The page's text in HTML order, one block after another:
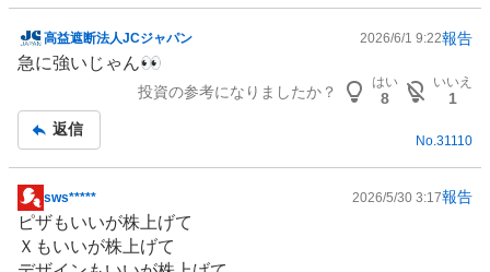
掲
示
事
高益遮断法人JCジャパン 2026/6/1 9:22報告
急に強いじゃん👀
投資の参考になりましたか？
はい
8
いいえ
1
返信
No. 31110
掲
示
板
sws***** 2026/5/30 3:17報告
ピザもいいが株上げて
Ｘもいいが株上げて